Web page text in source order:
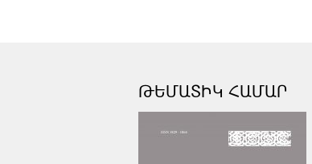
ԹԵՄԱՏԻԿ ՀԱՄԱՐ